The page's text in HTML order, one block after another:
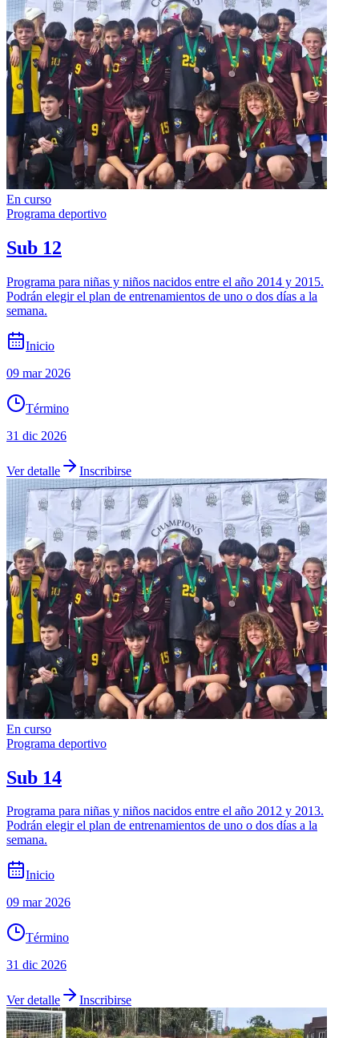
En curso
Programa deportivo
Sub 12
Programa para niñas y niños nacidos entre el año 2014 y 2015.
Podrán elegir el plan de entrenamientos de uno o dos días a la
semana.
Inicio
09 mar 2026
Término
31 dic 2026
Ver detalle Inscribirse
En curso
Programa deportivo
Sub 14
Programa para niñas y niños nacidos entre el año 2012 y 2013.
Podrán elegir el plan de entrenamientos de uno o dos días a la
semana.
Inicio
09 mar 2026
Término
31 dic 2026
Ver detalle Inscribirse